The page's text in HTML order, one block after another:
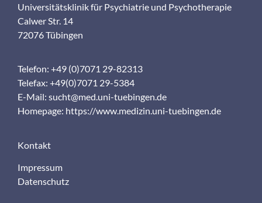
Universitätsklinik für Psychiatrie und Psychotherapie
Calwer Str. 14
72076 Tübingen
Telefon: +49 (0)7071 29-82313
Telefax: +49(0)7071 29-5384
E-Mail: sucht@med.uni-tuebingen.de
Homepage: https://www.medizin.uni-tuebingen.de
Kontakt
Impressum
Datenschutz